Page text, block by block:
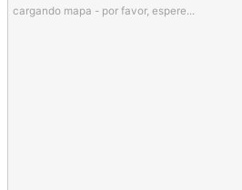
cargando mapa - por favor, espere...